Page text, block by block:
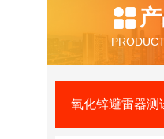
氧化锌避雷器测